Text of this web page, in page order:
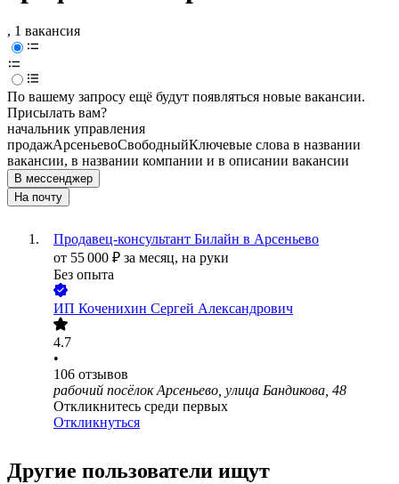
, 1 вакансия
По вашему запросу ещё будут появляться новые вакансии.
Присылать вам?
начальник управления
продажАрсеньевоСвободныйКлючевые слова в названии
вакансии, в названии компании и в описании вакансии
В мессенджер
На почту
Продавец-консультант Билайн в Арсеньево
от 55 000 ₽ за месяц, на руки
Без опыта
ИП Коченихин Сергей Александрович
4.7
•
106 отзывов
рабочий посёлок Арсеньево, улица Бандикова, 48
Откликнитесь среди первых
Откликнуться
Другие пользователи ищут